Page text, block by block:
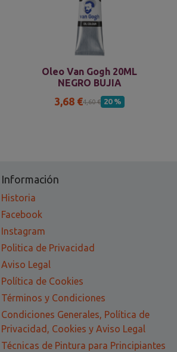
Oleo Van Gogh 20ML
NEGRO BUJIA
3,68 €4,60 € 20 %
Información
Historia
Facebook
Instagram
Politica de Privacidad
Aviso Legal
Política de Cookies
Términos y Condiciones
Condiciones Generales, Política de
Privacidad, Cookies y Aviso Legal
Técnicas de Pintura para Principiantes